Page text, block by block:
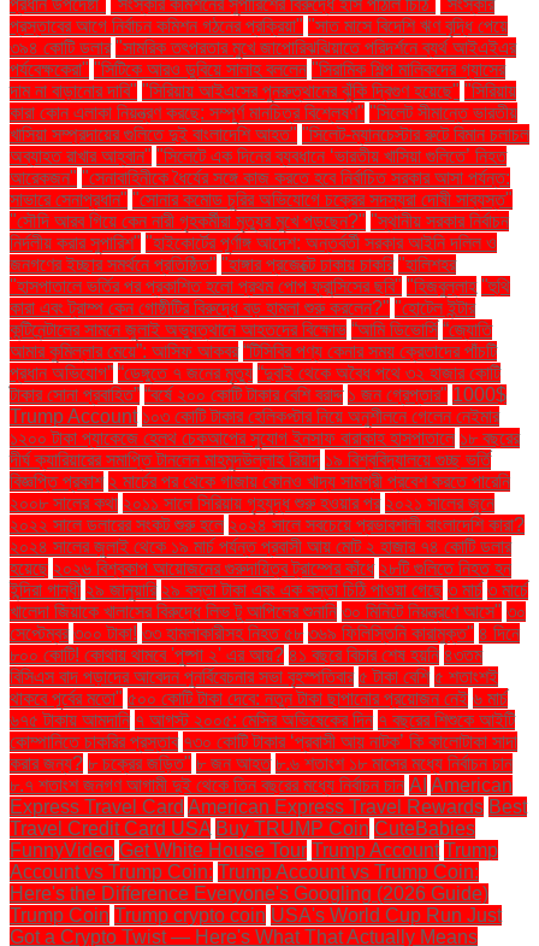
প্রধান উপদেষ্টা" "সংস্কার কমিশনের সুপারিশের বিরুদ্ধে ইসি পাঠাল চিঠি"
"সংস্কার
প্রস্তাবের আগে নির্বাচন কমিশন গঠনের প্রক্রিয়া" "সাত মাসে বিদেশি ঋণ বৃদ্ধি পেয়ে
৩৯৪ কোটি ডলার "সামরিক তৎপরতার মুখে জাপোরিঝঝিয়াতে পরিদর্শনে ব্যর্থ আইএইএর
পর্যবেক্ষকেরা" "সিটিকে আরও ডুবিয়ে সালাহ বললেন "সিরামিক শিল্প মালিকদের গ্যাসের
দাম না বাড়ানোর দাবি" "সিরিয়ায় আইএসের পুনরুত্থানের ঝুঁকি দ্বিগুণ হয়েছে" "সিরিয়ায়
কারা কোন এলাকা নিয়ন্ত্রণ করছে: সম্পূর্ণ মানচিত্র বিশ্লেষণ" "সিলেট সীমান্তে ভারতীয়
খাসিয়া সম্প্রদায়ের গুলিতে দুই বাংলাদেশি আহত" "সিলেট-ম্যানচেস্টার রুটে বিমান চলাচল
অব্যাহত রাখার আহ্বান" "সিলেটে এক দিনের ব্যবধানে ‘ভারতীয় খাসিয়া গু‌লিতে’ নিহত
আরেকজন" "সেনাবাহিনীকে ধৈর্যের সঙ্গে কাজ করতে হবে নির্বাচিত সরকার আসা পর্যন্ত:
সাভারে সেনাপ্রধান" "সোনার কমোড চুরির অভিযোগে চক্রের সদস্যরা দোষী সাব্যস্ত"
"সৌদি আরব গিয়ে কেন নারী গৃহকর্মীরা মৃত্যুর মুখে পড়ছেন?" "স্থানীয় সরকার নির্বাচন
নির্দলীয় করার সুপারিশ" "হাইকোর্টের পূর্ণাঙ্গ আদেশ: অন্তর্বর্তী সরকার আইনি দলিল ও
জনগণের ইচ্ছার সমর্থনে প্রতিষ্ঠিত" "হাঙ্গার প্রজেক্টে ঢাকায় চাকরি "হালিশহর
"হাসপাতালে ভর্তির পর প্রকাশিত হলো প্রথম পোপ ফ্রান্সিসের ছবি" "হিজবুল্লাহ "হুথি
কারা এবং ট্রাম্প কেন গোষ্ঠীটির বিরুদ্ধে বড় হামলা শুরু করলেন?" "হোটেল ইন্টার
কন্টিনেন্টালের সামনে জুলাই অভ্যুত্থানে আহতদের বিক্ষোভ “আমি ডিভোর্সি “জ্যোতি
আমার কুমিল্লার মেয়ে”: আসিফ আকবর “টিসিবির পণ্য কেনার সময় ক্রেতাদের পাঁচটি
প্রধান অভিযোগ” “ডেঙ্গুতে ৭ জনের মৃত্যু “দুবাই থেকে অবৈধ পথে ৩২ হাজার কোটি
টাকার সোনা প্রবাহিত” “বর্ষে ২০০ কোটি টাকার বেশি বরাদ্দ ১ জন গ্রেপ্তার" 1000$
Trump Account ১০৩ কোটি টাকার হেলিকপ্টার নিয়ে অনুশীলনে গেলেন নেইমার
১২০০ টাকা প্যাকেজে হেলথ চেকআপের সুযোগ ইনসাফ বারাকাহ হাসপাতালে ১৮ বছরের
দীর্ঘ ক্যারিয়ারের সমাপ্তি টানলেন মাহমুদউল্লাহ রিয়াদ ১৯ বিশ্ববিদ্যালয়ে গুচ্ছ ভর্তি
বিজ্ঞপ্তি প্রকাশ ২ মার্চের পর থেকে গাজায় কোনও খাদ্য সামগ্রী প্রবেশ করতে পারেনি
২০০৮ সালের কথা ২০১১ সালে সিরিয়ায় গৃহযুদ্ধ শুরু হওয়ার পর ২০২১ সালের জুনে
২০২২ সালে ডলারের সংকট শুরু হলে ২০২৪ সালে সবচেয়ে প্রভাবশালী বাংলাদেশি কারা?
২০২৪ সালের জুলাই থেকে ১৯ মার্চ পর্যন্ত প্রবাসী আয় মোট ২ হাজার ৭৪ কোটি ডলার
হয়েছে ২০২৬ বিশ্বকাপ আয়োজনের গুরুদায়িত্ব ট্রাম্পের কাঁধে ২৮টি গুলিতে নিহত হন
ইন্দিরা গান্ধী ২৯ জানুয়ারি ২৯ বস্তা টাকা এবং এক বস্তা চিঠি পাওয়া গেছে ৩ মার্চ ৩ মার্চে
খালেদা জিয়াকে খালাসের বিরুদ্ধে লিভ টু আপিলের শুনানি ৩০ মিনিটে নিয়ন্ত্রণে আসে" ৩০
সেপ্টেম্বর ৩০০ টাকা! ৩৩ হামলাকারীসহ নিহত ৫৮ ৩৬৯ ফিলিস্তিনি কারামুক্ত" ৪ দিনে
৮০০ কোটি! কোথায় থামবে 'পুষ্পা ২' এর আয়? ৪১ বছরে বিচার শেষ হয়নি ৪৩তম
বিসিএস বাদ পড়াদের আবেদন পুনর্বিবেচনার সভা বৃহস্পতিবার ৫ টাকা বেশি ৫ শতাংশই
থাকবে পূর্বের মতো" ৫০০ কোটি টাকা দেবে: নতুন টাকা ছাপানোর প্রয়োজন নেই ৬ মার্চ
৬৭৫ টাকায় আমদানি ৭ আগস্ট ২০০৫: মেসির অভিষেকের দিন ৭ বছরের শিশুকে আইটি
কোম্পানিতে চাকরির প্রস্তাব ৭৩০ কোটি টাকার ‘প্রবাসী আয় নাটক’ কি কালোটাকা সাদা
করার জন্য? ৮ চক্রের জড়িত" ৮ জন আহত ৮.৬ শতাংশ ১৮ মাসের মধ্যে নির্বাচন চান
৮.৭ শতাংশ জনগণ আগামী দুই থেকে তিন বছরের মধ্যে নির্বাচন চান AI American
Express Travel Card American Express Travel Rewards Best
Travel Credit Card USA Buy TRUMP Coin CuteBabies
FunnyVideo Get White House Tour Trump Account Trump
Account vs Trump Coin: Trump Account vs Trump Coin:
Here's the Difference Everyone's Googling (2026 Guide)
Trump Coin Trump crypto coin USA's World Cup Run Just
Got a Crypto Twist — Here's What That Actually Means